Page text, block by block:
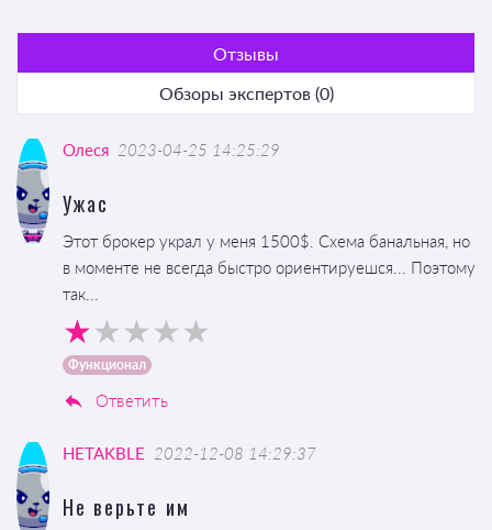
Отзывы
Обзоры экспертов (0)
Олеся 2023-04-25 14:25:29
Ужас
Этот брокер украл у меня 1500$. Схема банальная, но
в моменте не всегда быстро ориентируешся... Поэтому
так...
Функционал
Ответить
HETAKBLE 2022-12-08 14:29:37
Не верьте им